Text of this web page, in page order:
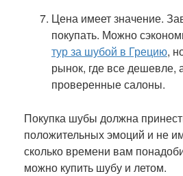
Цена имеет значение.
покупать. Можно
тур за шубой в Грецию,
рынок, где все дешевле,
проверенные салоны.
Покупка шубы должна
положительных эмоций и не
сколько времени вам
можно купить шубу и летом.